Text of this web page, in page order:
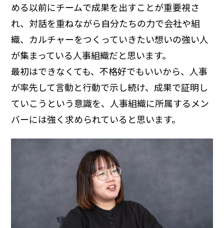
める以前にチームで成果を出すことが重要視さ
れ、対話を重ねながら自分たちの力で会社や組
織、カルチャーをつくっていきたい想いの強い人
が集まっている人事組織だと思います。
最初はできなくても、不格好でもいいから、人事
が率先して言動と行動で示し続け、成果で証明し
ていこうという意識を、人事組織に所属するメン
バーには強く求められていると思います。